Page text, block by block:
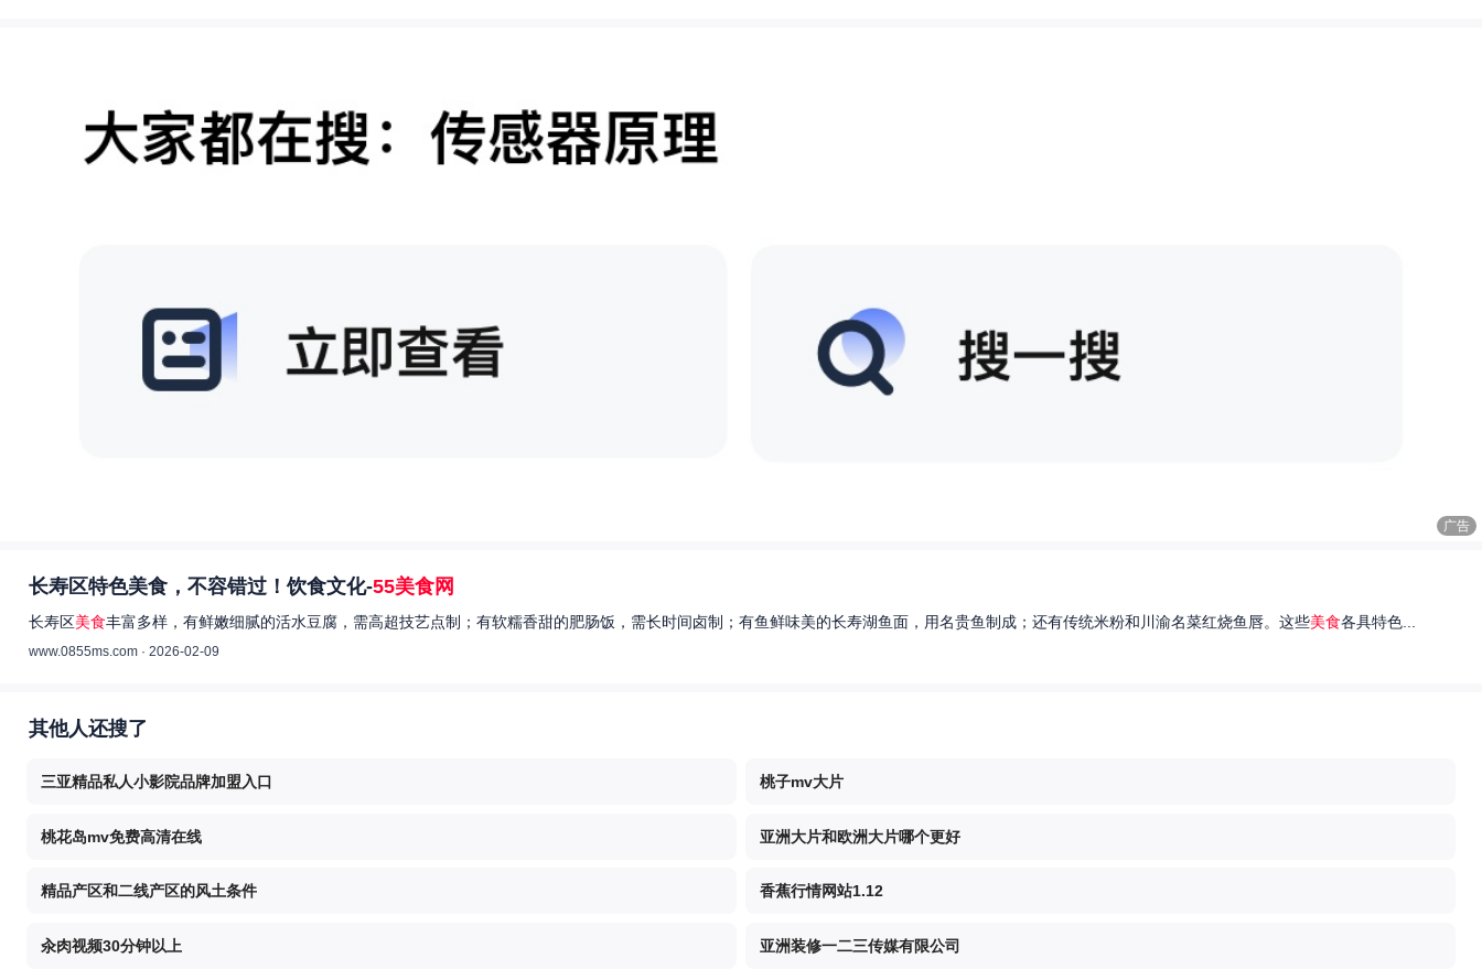
广告
长寿区特色美食，不容错过！饮食文化-55美食网
长寿区美食丰富多样，有鲜嫩细腻的活水豆腐，需高超技艺点制；有软糯香甜的肥肠饭，需长时间卤制；有鱼鲜味美的长寿湖鱼面，用名贵鱼制成；还有传统米粉和川渝名菜红烧鱼唇。这些美食各具特色...
www.0855ms.com · 2026-02-09
其他人还搜了
三亚精品私人小影院品牌加盟入口 桃子mv大片
桃花岛mv免费高清在线 亚洲大片和欧洲大片哪个更好
精品产区和二线产区的风土条件 香蕉行情网站1.12
汆肉视频30分钟以上 亚洲装修一二三传媒有限公司